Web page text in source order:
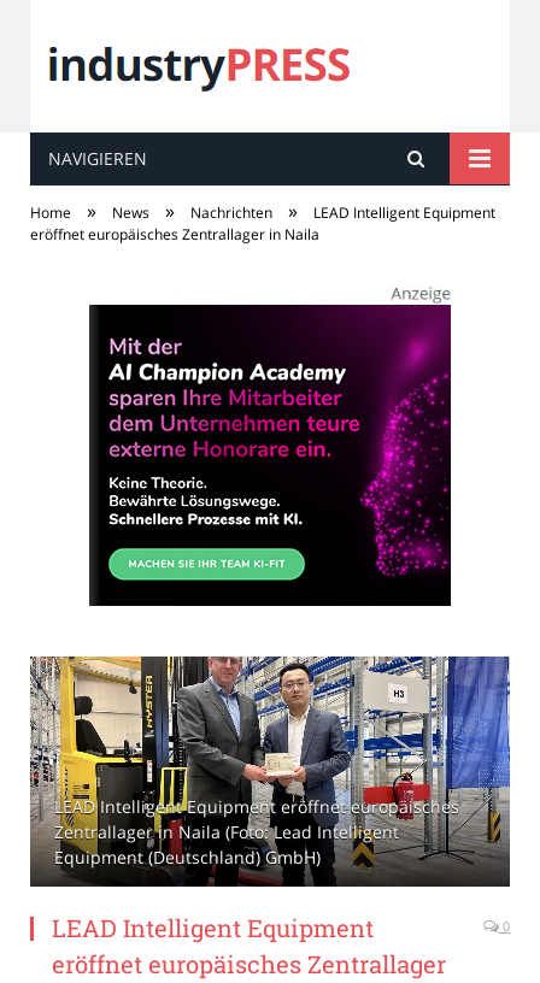
industryPRESS
NAVIGIEREN
Home » News » Nachrichten »
LEAD Intelligent Equipment
eröffnet europäisches Zentrallager in Naila
LEAD Intelligent Equipment eröffnet europäisches
Zentrallager in Naila (Foto: Lead Intelligent
Equipment (Deutschland) GmbH)
LEAD Intelligent Equipment
eröffnet europäisches Zentrallager
0